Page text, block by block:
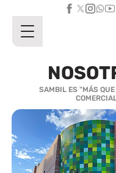
SAMBIL ES "MÁS QUE